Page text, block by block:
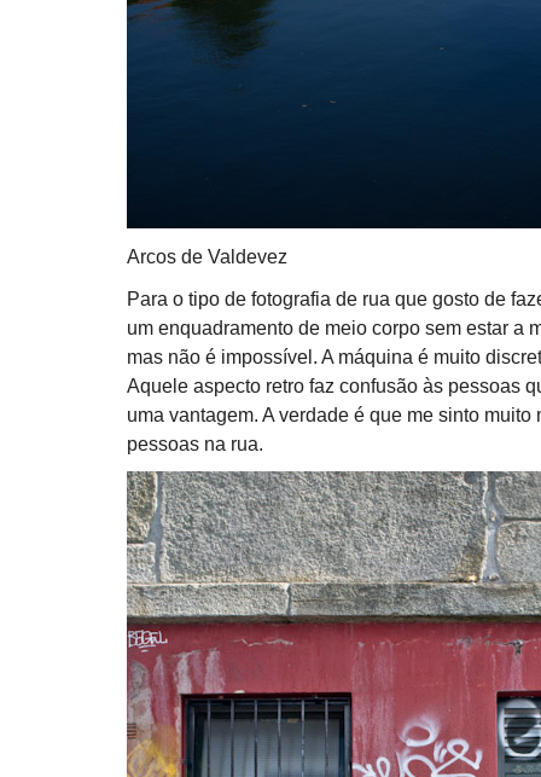
Arcos de Valdevez
Para o tipo de fotografia de rua que gosto de
um enquadramento de meio corpo sem estar a
mas não é impossível. A máquina é muito
Aquele aspecto retro faz confusão às pessoas
uma vantagem. A verdade é que me sinto
pessoas na rua.